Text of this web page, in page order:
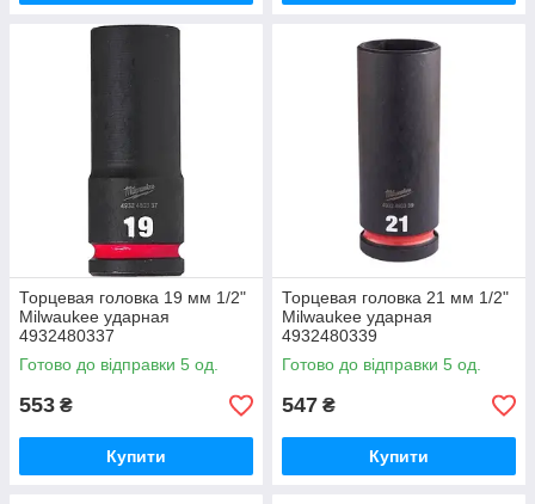
Торцевая головка 19 мм 1/2"
Milwaukee ударная
4932480337
Готово до відправки 5 од.
553 ₴
Купити
Торцевая головка 21 мм 1/2"
Milwaukee ударная
4932480339
Готово до відправки 5 од.
547 ₴
Купити